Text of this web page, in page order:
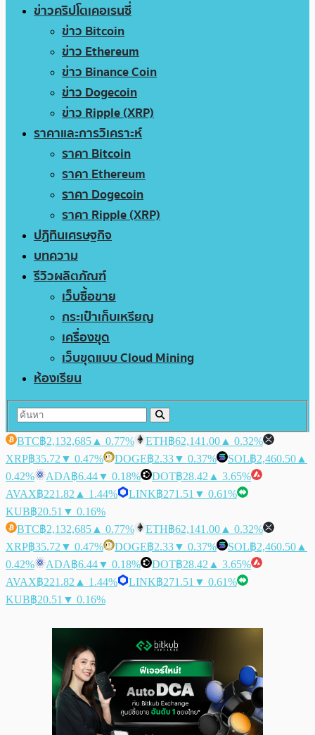
ข่าวคริปโตเคอเรนซี่
ข่าว Bitcoin
ข่าว Ethereum
ข่าว Binance Coin
ข่าว Dogecoin
ข่าว Ripple (XRP)
ราคาและการวิเคราะห์
ราคา Bitcoin
ราคา Ethereum
ราคา Dogecoin
ราคา Ripple (XRP)
ปฏิทินเศรษฐกิจ
บทความ
รีวิวผลิตภัณฑ์
เว็บซื้อขาย
กระเป๋าเก็บเหรียญ
เครื่องขุด
เว็บขุดแบบ Cloud Mining
ห้องเรียน
BTC฿2,132,685 ▲ 0.77% ETH฿62,141.00 ▲ 0.32%
XRP฿35.72 ▼ 0.47% DOGE฿2.33▼ 0.37% SOL฿2,460.50 ▲
0.42%
ADA฿6.44▼ 0.18% DOT฿28.42 ▲ 3.65%
AVAX฿221.82 ▲ 1.44% LINK฿271.51 ▼ 0.61%
KUB฿20.51 ▼ 0.16%
BTC฿2,132,685 ▲ 0.77% ETH฿62,141.00 ▲ 0.32%
XRP฿35.72 ▼ 0.47% DOGE฿2.33▼ 0.37% SOL฿2,460.50 ▲
0.42%
ADA฿6.44▼ 0.18% DOT฿28.42 ▲ 3.65%
AVAX฿221.82 ▲ 1.44% LINK฿271.51 ▼ 0.61%
KUB฿20.51 ▼ 0.16%